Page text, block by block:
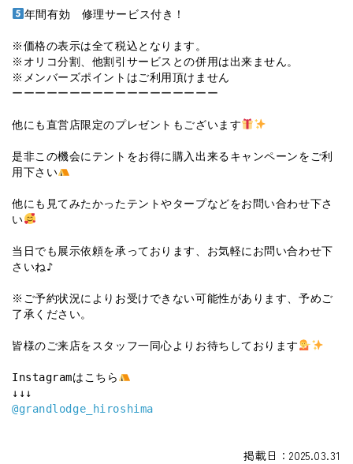
年間有効 修理サービス付き！
※価格の表示は全て税込となります。
※オリコ分割、他割引サービスとの併用は出来ません。
※メンバーズポイントはご利用頂けません
ーーーーーーーーーーーーーーーーーー
他にも直営店限定のプレゼントもございます
是非この機会にテントをお得に購入出来るキャンペーンをご利
用下さい
他にも見てみたかったテントやタープなどをお問い合わせ下さ
い
当日でも展示依頼を承っております、お気軽にお問い合わせ下
さいね♪
※ご予約状況によりお受けできない可能性があります、予めご
了承ください。
皆様のご来店をスタッフ一同心よりお待ちしております
Instagramはこちら
↓↓↓
@grandlodge_hiroshima
掲載日：2025.03.31